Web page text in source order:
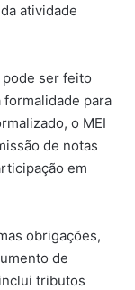
atividade
ser feito
para
o MEI
de notas
em
obrigações,
de
tributos